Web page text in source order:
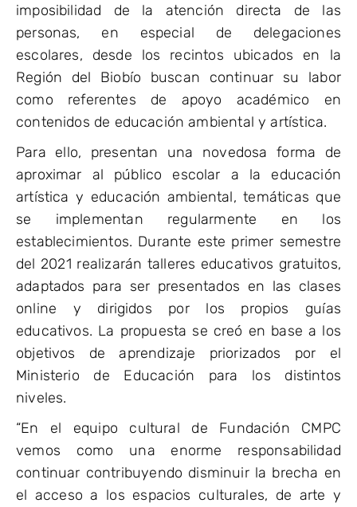
imposibilidad de la atención directa de las
personas, en especial de delegaciones
escolares, desde los recintos ubicados en la
Región del Biobío buscan continuar su labor
como referentes de apoyo académico en
contenidos de educación ambiental y artística.
Para ello, presentan una novedosa forma de
aproximar al público escolar a la educación
artística y educación ambiental, temáticas que
se implementan regularmente en los
establecimientos. Durante este primer semestre
del 2021 realizarán talleres educativos gratuitos,
adaptados para ser presentados en las clases
online y dirigidos por los propios guías
educativos. La propuesta se creó en base a los
objetivos de aprendizaje priorizados por el
Ministerio de Educación para los distintos
niveles.
“En el equipo cultural de Fundación CMPC
vemos como una enorme responsabilidad
continuar contribuyendo disminuir la brecha en
el acceso a los espacios culturales, de arte y